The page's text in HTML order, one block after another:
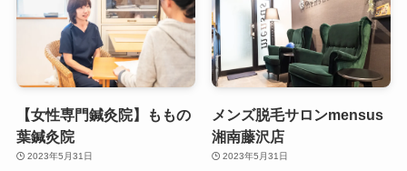
【女性専門鍼灸院】ももの
葉鍼灸院
2023年5月31日
メンズ脱毛サロンmensus
湘南藤沢店
2023年5月31日